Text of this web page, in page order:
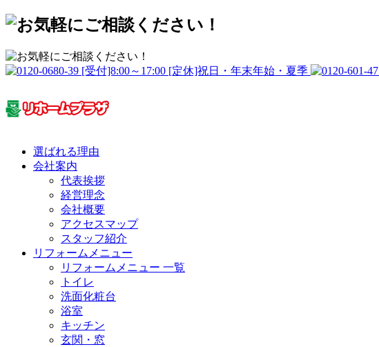
選ばれる理由
会社案内
代表挨拶
経営理念
会社概要
アクセスマップ
スタッフ紹介
リフォームメニュー
リフォームメニュー 一覧
トイレ
洗面化粧台
浴室
キッチン
玄関・窓